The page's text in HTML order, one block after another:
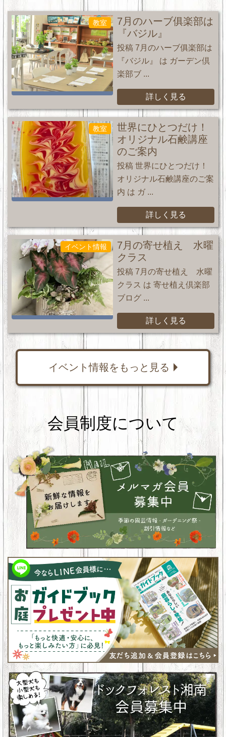
教室
7月のハーブ俱楽部は
『バジル』
投稿 7月のハーブ俱楽部は
『バジル』 は ガーデン倶
楽部ブ ...
詳しく見る
教室
世界にひとつだけ！
オリジナル石鹸講座
のご案内
投稿 世界にひとつだけ！
オリジナル石鹸講座のご案
内 は ガ ...
詳しく見る
イベント情報
7月の寄せ植え 水曜
クラス
投稿 7月の寄せ植え 水曜
クラス は 寄せ植え倶楽部
ブログ ...
詳しく見る
イベント情報をもっと見る
会員制度について